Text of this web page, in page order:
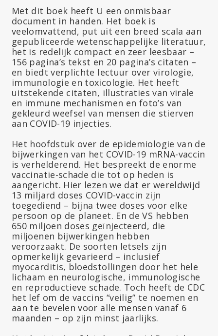
Met dit boek heeft U een onmisbaar
document in handen. Het boek is
veelomvattend, put uit een breed scala aan
gepubliceerde wetenschappelijke literatuur,
het is redelijk compact en zeer leesbaar –
156 pagina’s tekst en 20 pagina’s citaten –
en biedt verplichte lectuur over virologie,
immunologie en toxicologie. Het heeft
uitstekende citaten, illustraties van virale
en immune mechanismen en foto’s van
gekleurd weefsel van mensen die stierven
aan COVID-19 injecties.
Het hoofdstuk over de epidemiologie van de
bijwerkingen van het COVID-19 mRNA-vaccin
is verhelderend. Het bespreekt de enorme
vaccinatie-schade die tot op heden is
aangericht. Hier lezen we dat er wereldwijd
13 miljard doses COVID-vaccin zijn
toegediend – bijna twee doses voor elke
persoon op de planeet. En de VS hebben
650 miljoen doses geïnjecteerd, die
miljoenen bijwerkingen hebben
veroorzaakt. De soorten letsels zijn
opmerkelijk gevarieerd – inclusief
myocarditis, bloedstollingen door het hele
lichaam en neurologische, immunologische
en reproductieve schade. Toch heeft de CDC
het lef om de vaccins “veilig” te noemen en
aan te bevelen voor alle mensen vanaf 6
maanden – op zijn minst jaarlijks.